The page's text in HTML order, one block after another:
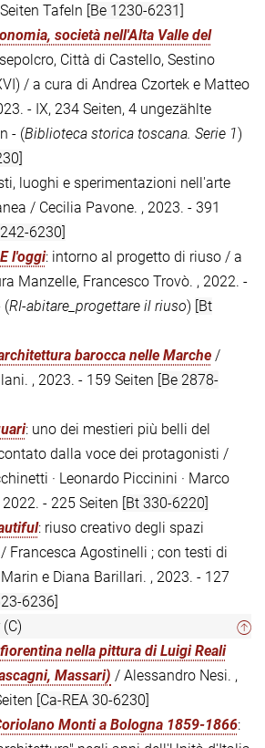
Tafeln [Be 1230-6231]
società nell'Alta Valle del
Città di Castello, Sestino
/ a cura di Andrea Czortek e Matteo
- IX, 234 Seiten, 4 ungezählte
- (Biblioteca storica toscana. Serie 1)
luoghi e sperimentazioni nell'arte
/ Cecilia Pavone. , 2023. - 391
6230]
l'oggi: intorno al progetto di riuso / a
Manzelle, Francesco Trovò. , 2022. -
(RI-abitare_progettare il riuso) [Bt
barocca nelle Marche /
, 2023. - 159 Seiten [Be 2878-
: uno dei mestieri più belli del
dalla voce dei protagonisti /
· Leonardo Piccinini · Marco
- 225 Seiten [Bt 330-6220]
: riuso creativo degli spazi
Francesca Agostinelli ; con testi di
e Diana Barillari. , 2023. - 127
6236]
nella pittura di Luigi Reali
Massari) / Alessandro Nesi. ,
[Ca-REA 30-6230]
Monti a Bologna 1859-1866: